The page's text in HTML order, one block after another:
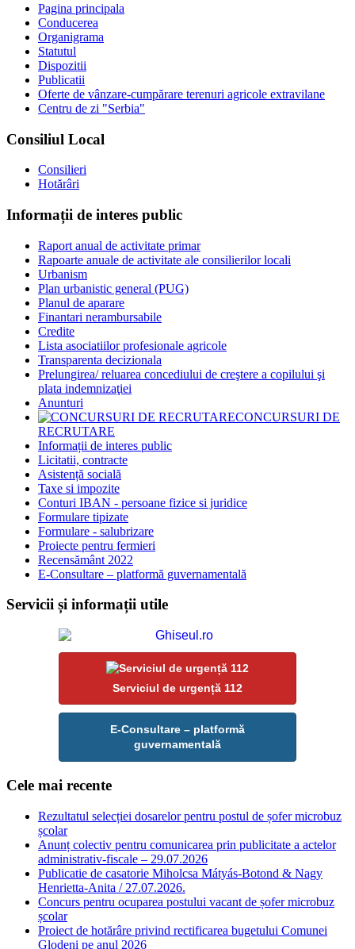
Pagina principala
Conducerea
Organigrama
Statutul
Dispozitii
Publicatii
Oferte de vânzare-cumpărare terenuri agricole extravilane
Centru de zi "Serbia"
Consiliul Local
Consilieri
Hotărâri
Informații de interes public
Raport anual de activitate primar
Rapoarte anuale de activitate ale consilierilor locali
Urbanism
Plan urbanistic general (PUG)
Planul de aparare
Finantari nerambursabile
Credite
Lista asociatiilor profesionale agricole
Transparenta decizionala
Prelungirea/ reluarea concediului de creştere a copilului şi
plata indemnizaţiei
Anunturi
CONCURSURI DE
RECRUTARE
Informații de interes public
Licitatii, contracte
Asistență socială
Taxe si impozite
Conturi IBAN - persoane fizice si juridice
Formulare tipizate
Formulare - salubrizare
Proiecte pentru fermieri
Recensământ 2022
E-Consultare – platformă guvernamentală
Servicii și informații utile
Serviciul de urgență 112
E-Consultare – platformă
guvernamentală
Cele mai recente
Rezultatul selecției dosarelor pentru postul de șofer microbuz
școlar
Anunț colectiv pentru comunicarea prin publicitate a actelor
administrativ-fiscale – 29.07.2026
Publicatie de casatorie Miholcsa Mátyás-Botond & Nagy
Henrietta-Anita / 27.07.2026.
Concurs pentru ocuparea postului vacant de șofer microbuz
școlar
Proiect de hotărâre privind rectificarea bugetului Comunei
Glodeni pe anul 2026